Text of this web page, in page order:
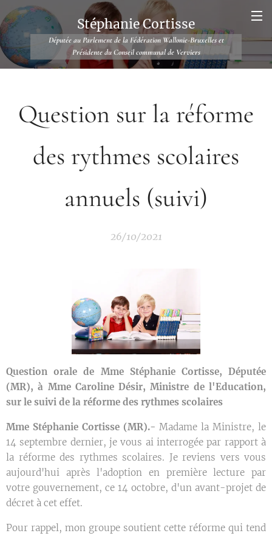
Stéphanie Cortisse
Députée au Parlement de la Fédération Wallonie-Bruxelles et
Présidente du Conseil communal de Verviers
Question sur la réforme
des rythmes scolaires
annuels (suivi)
26/10/2021
Question orale de Mme Stéphanie Cortisse, Députée
(MR), à Mme Caroline Désir, Ministre de l'Education,
sur le suivi de la réforme des rythmes scolaires
Mme Stéphanie Cortisse (MR).- Madame la Ministre, le
14 septembre dernier, je vous ai interrogée par rapport à
la réforme des rythmes scolaires. Je reviens vers vous
aujourd'hui après l'adoption en première lecture par
votre gouvernement, ce 14 octobre, d'un avant-projet de
décret à cet effet.
Pour rappel, mon groupe soutient cette réforme qui tend